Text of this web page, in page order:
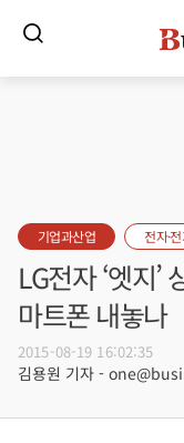
기업과산업 전자·
LG전자 ‘엣지’
마트폰 내놓나
2015-08-19 16:02:35
김용원 기자 -